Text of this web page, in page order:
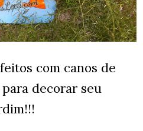
com canos de
decorar seu